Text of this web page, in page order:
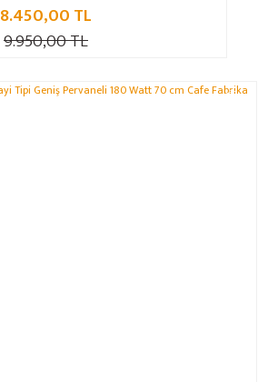
8.450,00 TL
9.950,00 TL
%21